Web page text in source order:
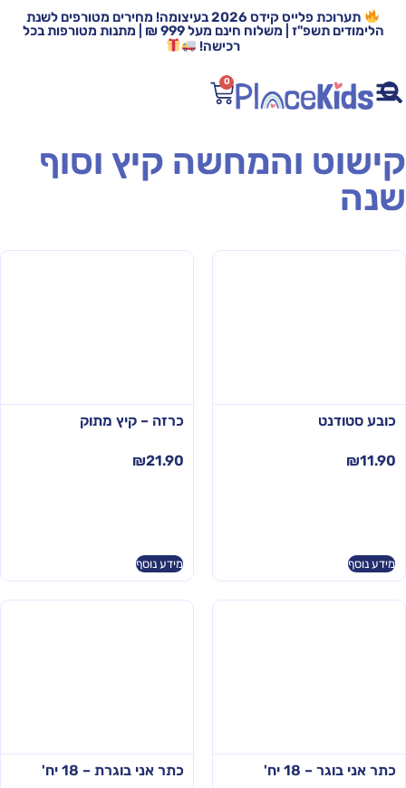
תערוכת פלייס קידס 2026 בעיצומה! מחירים מטורפים לשנת
הלימודים תשפ"ז | משלוח חינם מעל 999 ₪ | מתנות מטורפות בכל
רכישה!
0
והמחשה קיץ וסוף
כובע סטודנט
₪11.90
מידע נוסף
כרזה – קיץ מתוק
₪21.90
מידע נוסף
כתר אני בוגר – 18 יח' כתר אני בוגרת – 18 יח'